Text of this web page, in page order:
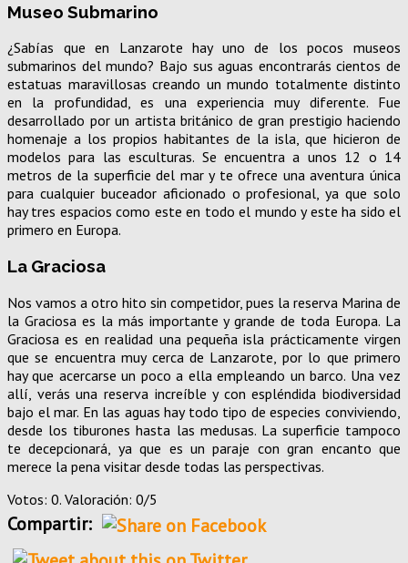
Museo Submarino
¿Sabías que en Lanzarote hay uno de los pocos museos
submarinos del mundo? Bajo sus aguas encontrarás cientos de
estatuas maravillosas creando un mundo totalmente distinto
en la profundidad, es una experiencia muy diferente. Fue
desarrollado por un artista británico de gran prestigio haciendo
homenaje a los propios habitantes de la isla, que hicieron de
modelos para las esculturas. Se encuentra a unos 12 o 14
metros de la superficie del mar y te ofrece una aventura única
para cualquier buceador aficionado o profesional, ya que solo
hay tres espacios como este en todo el mundo y este ha sido el
primero en Europa.
La Graciosa
Nos vamos a otro hito sin competidor, pues la reserva Marina de
la Graciosa es la más importante y grande de toda Europa. La
Graciosa es en realidad una pequeña isla prácticamente virgen
que se encuentra muy cerca de Lanzarote, por lo que primero
hay que acercarse un poco a ella empleando un barco. Una vez
allí, verás una reserva increíble y con espléndida biodiversidad
bajo el mar. En las aguas hay todo tipo de especies conviviendo,
desde los tiburones hasta las medusas. La superficie tampoco
te decepcionará, ya que es un paraje con gran encanto que
merece la pena visitar desde todas las perspectivas.
Votos: 0. Valoración: 0/5
Compartir: